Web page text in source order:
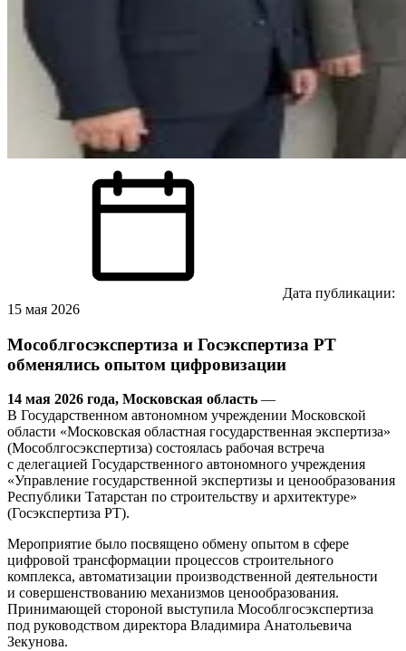
Дата публикации:
15 мая 2026
Мособлгосэкспертиза и Госэкспертиза РТ
обменялись опытом цифровизации
14 мая 2026 года, Московская область —
В Государственном автономном учреждении Московской
области «Московская областная государственная экспертиза»
(Мособлгосэкспертиза) состоялась рабочая встреча
с делегацией Государственного автономного учреждения
«Управление государственной экспертизы и ценообразования
Республики Татарстан по строительству и архитектуре»
(Госэкспертиза РТ).
Мероприятие было посвящено обмену опытом в сфере
цифровой трансформации процессов строительного
комплекса, автоматизации производственной деятельности
и совершенствованию механизмов ценообразования.
Принимающей стороной выступила Мособлгосэкспертиза
под руководством директора Владимира Анатольевича
Зекунова.